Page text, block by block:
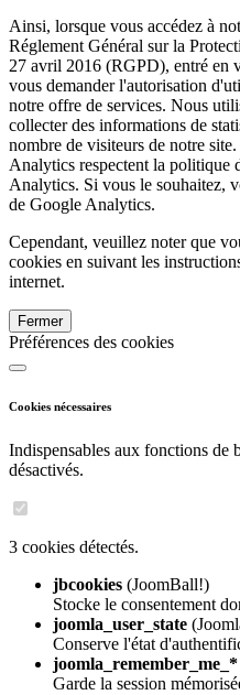
Ainsi, lorsque vous accédez à
Réglement Général sur la
27 avril 2016 (RGPD), entré en
vous demander l'autorisation
notre offre de services. Nous
collecter des informations de
nombre de visiteurs de notre
Analytics respectent la politique
Analytics. Si vous le souhaitez,
de Google Analytics.
Cependant, veuillez noter que
cookies en suivant les
internet.
Fermer
Préférences des cookies
Cookies nécessaires
Indispensables aux fonctions de
désactivés.
3 cookies détectés.
jbcookies (JoomBall!)
Stocke le consentement
joomla_user_state
Conserve l'état
joomla_remember_me_*
Garde la session